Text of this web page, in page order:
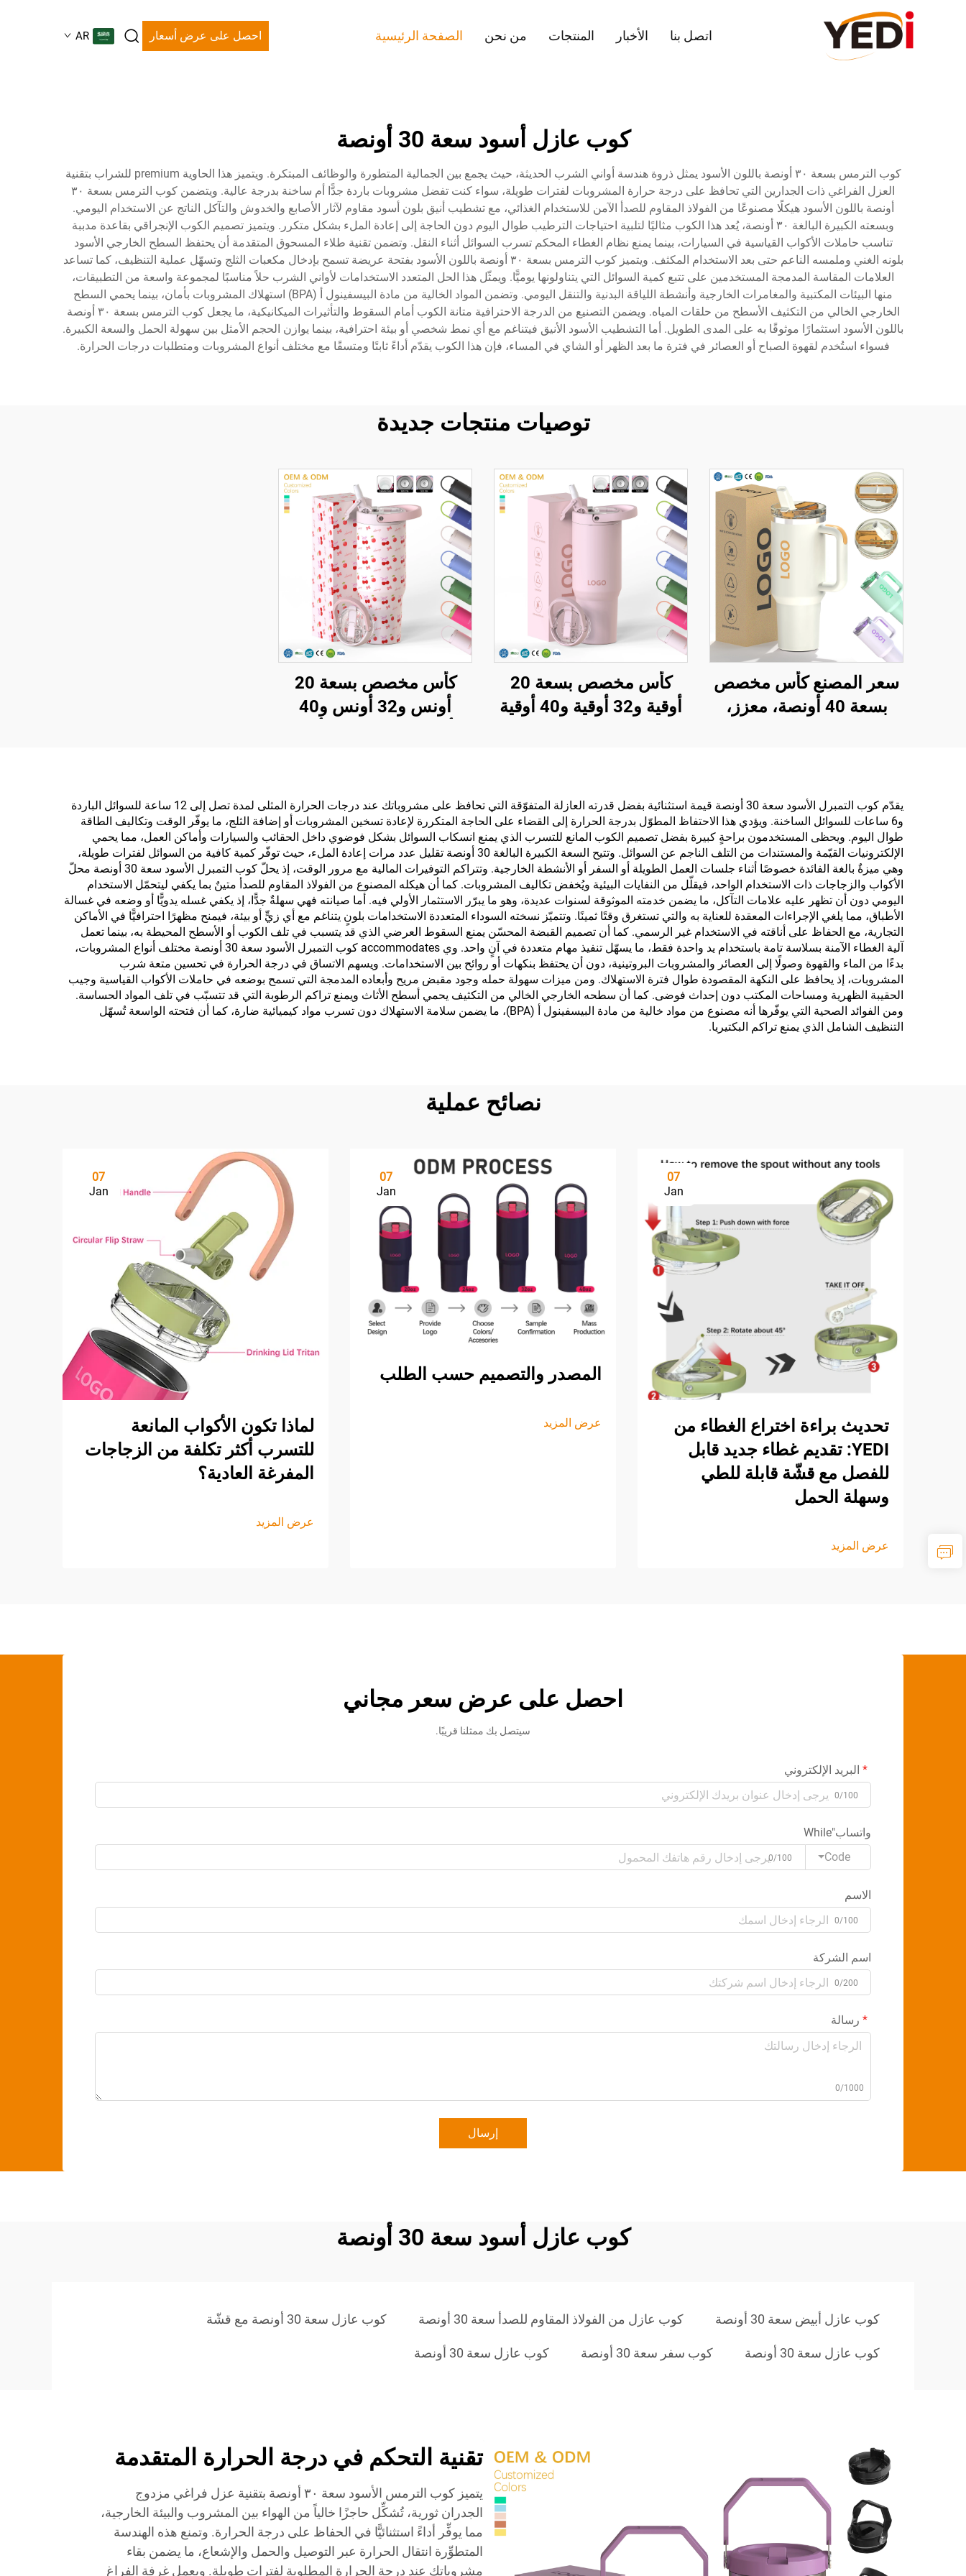
الصفحة الرئيسية من نحن المنتجات الأخبار اتصل بنا احصل على عرض أسعار AR
كوب عازل أسود سعة 30 أونصة
كوب الترمس بسعة ٣٠ أونصة باللون الأسود يمثل ذروة هندسة أواني الشرب الحديثة، حيث يجمع بين الجمالية المتطورة والوظائف المبتكرة. ويتميز هذا الحاوية premium للشراب بتقنية
العزل الفراغي ذات الجدارين التي تحافظ على درجة حرارة المشروبات لفترات طويلة، سواء كنت تفضل مشروبات باردة جدًّا أم ساخنة بدرجة عالية. ويتضمن كوب الترمس بسعة ٣٠
أونصة باللون الأسود هيكلًا مصنوعًا من الفولاذ المقاوم للصدأ الآمن للاستخدام الغذائي، مع تشطيب أنيق بلون أسود مقاوم لآثار الأصابع والخدوش والتآكل الناتج عن الاستخدام اليومي.
وبسعته الكبيرة البالغة ٣٠ أونصة، يُعد هذا الكوب مثاليًا لتلبية احتياجات الترطيب طوال اليوم دون الحاجة إلى إعادة الملء بشكل متكرر. ويتميز تصميم الكوب الإنجراقي بقاعدة مدببة
تناسب حاملات الأكواب القياسية في السيارات، بينما يمنع نظام الغطاء المحكم تسرب السوائل أثناء النقل. وتضمن تقنية طلاء المسحوق المتقدمة أن يحتفظ السطح الخارجي الأسود
بلونه الغني وملمسه الناعم حتى بعد الاستخدام المكثف. ويتميز كوب الترمس بسعة ٣٠ أونصة باللون الأسود بفتحة عريضة تسمح بإدخال مكعبات الثلج وتسهّل عملية التنظيف، كما تساعد
العلامات المقاسة المدمجة المستخدمين على تتبع كمية السوائل التي يتناولونها يوميًّا. ويمثّل هذا الحل المتعدد الاستخدامات لأواني الشرب حلاً مناسبًا لمجموعة واسعة من التطبيقات،
منها البيئات المكتبية والمغامرات الخارجية وأنشطة اللياقة البدنية والتنقل اليومي. وتضمن المواد الخالية من مادة البيسفينول أ (BPA) استهلاك المشروبات بأمان، بينما يحمي السطح
الخارجي الخالي من التكثيف الأسطح من حلقات المياه. ويضمن التصنيع من الدرجة الاحترافية متانة الكوب أمام السقوط والتأثيرات الميكانيكية، ما يجعل كوب الترمس بسعة ٣٠ أونصة
باللون الأسود استثمارًا موثوقًا به على المدى الطويل. أما التشطيب الأسود الأنيق فيتناغم مع أي نمط شخصي أو بيئة احترافية، بينما يوازن الحجم الأمثل بين سهولة الحمل والسعة الكبيرة.
فسواء استُخدم لقهوة الصباح أو العصائر في فترة ما بعد الظهر أو الشاي في المساء، فإن هذا الكوب يقدّم أداءً ثابتًا ومتسقًا مع مختلف أنواع المشروبات ومتطلبات درجات الحرارة.
توصيات منتجات جديدة
سعر المصنع كأس مخصص
بسعة 40 أونصة، معزز،
سفر مع مقبض وغطاء بقش
مستقيم
كأس مخصص بسعة 20
أوقية و32 أوقية و40 أوقية
للصدأ مع عزل فراغي
ومزودة بمقبض علوي قابل
للطي وقشة
كأس مخصص بسعة 20
أونس و32 أونس و40
الفولاذ المقاوم للصدأ مع
مقبض للسوائل الساخنة
والباردة
يقدّم كوب التمبرل الأسود سعة 30 أونصة قيمة استثنائية بفضل قدرته العازلة المتفوّقة التي تحافظ على مشروباتك عند درجات الحرارة المثلى لمدة تصل إلى 12 ساعة للسوائل الباردة
و6 ساعات للسوائل الساخنة. ويؤدي هذا الاحتفاظ المطوّل بدرجة الحرارة إلى القضاء على الحاجة المتكررة لإعادة تسخين المشروبات أو إضافة الثلج، ما يوفّر الوقت وتكاليف الطاقة
طوال اليوم. ويحظى المستخدمون براحةٍ كبيرة بفضل تصميم الكوب المانع للتسرب الذي يمنع انسكاب السوائل بشكل فوضوي داخل الحقائب والسيارات وأماكن العمل، مما يحمي
الإلكترونيات القيّمة والمستندات من التلف الناجم عن السوائل. وتتيح السعة الكبيرة البالغة 30 أونصة تقليل عدد مرات إعادة الملء، حيث توفّر كمية كافية من السوائل لفترات طويلة،
وهي ميزةٌ بالغة الفائدة خصوصًا أثناء جلسات العمل الطويلة أو السفر أو الأنشطة الخارجية. وتتراكم التوفيرات المالية مع مرور الوقت، إذ يحلّ كوب التمبرل الأسود سعة 30 أونصة محلّ
الأكواب والزجاجات ذات الاستخدام الواحد، فيقلّل من النفايات البيئية ويُخفض تكاليف المشروبات. كما أن هيكله المصنوع من الفولاذ المقاوم للصدأ متينٌ بما يكفي ليتحمّل الاستخدام
اليومي دون أن تظهر عليه علامات التآكل، ما يضمن خدمته الموثوقة لسنوات عديدة، وهو ما يبرّر الاستثمار الأولي فيه. أما صيانته فهي سهلةٌ جدًّا، إذ يكفي غسله يدويًّا أو وضعه في غسالة
الأطباق، مما يلغي الإجراءات المعقدة للعناية به والتي تستغرق وقتًا ثمينًا. وتتميّز نسخته السوداء المتعددة الاستخدامات بلونٍ يتناغم مع أي زيٍّ أو بيئة، فيمنح مظهرًا احترافيًّا في الأماكن
التجارية، مع الحفاظ على أناقته في الاستخدام غير الرسمي. كما أن تصميم القبضة المحسّن يمنع السقوط العرضي الذي قد يتسبب في تلف الكوب أو الأسطح المحيطة به، بينما تعمل
آلية الغطاء الآمنة بسلاسة تامة باستخدام يد واحدة فقط، ما يسهّل تنفيذ مهام متعددة في آنٍ واحد. وي accommodates كوب التمبرل الأسود سعة 30 أونصة مختلف أنواع المشروبات،
بدءًا من الماء والقهوة وصولًا إلى العصائر والمشروبات البروتينية، دون أن يحتفظ بنكهات أو روائح بين الاستخدامات. ويسهم الاتساق في درجة الحرارة في تحسين متعة شرب
المشروبات، إذ يحافظ على النكهة المقصودة طوال فترة الاستهلاك. ومن ميزات سهولة حمله وجود مقبض مريح وأبعاده المدمجة التي تسمح بوضعه في حاملات الأكواب القياسية وجيب
الحقيبة الظهرية ومساحات المكتب دون إحداث فوضى. كما أن سطحه الخارجي الخالي من التكثيف يحمي أسطح الأثاث ويمنع تراكم الرطوبة التي قد تتسبّب في تلف المواد الحساسة.
ومن الفوائد الصحية التي يوفّرها أنه مصنوع من مواد خالية من مادة البيسفينول أ (BPA)، ما يضمن سلامة الاستهلاك دون تسرب مواد كيميائية ضارة، كما أن فتحته الواسعة تُسهّل
التنظيف الشامل الذي يمنع تراكم البكتيريا.
نصائح عملية
07
Jan
تحديث براءة اختراع الغطاء من
YEDI: تقديم غطاء جديد قابل
للفصل مع قشّة قابلة للطي
وسهلة الحمل
عرض المزيد
07
Jan
المصدر والتصميم حسب الطلب
عرض المزيد
07
Jan
لماذا تكون الأكواب المانعة
للتسرب أكثر تكلفة من الزجاجات
المفرغة العادية؟
عرض المزيد
احصل على عرض سعر مجاني
سيتصل بك ممثلنا قريبًا.
البريد الإلكتروني
0/100
واتساب"While
Code
0/100
الاسم
0/100
اسم الشركة
0/200
رسالة
0/1000
إرسال
كوب عازل أسود سعة 30 أونصة
كوب عازل أبيض سعة 30 أونصة كوب عازل من الفولاذ المقاوم للصدأ سعة 30 أونصة كوب عازل سعة 30 أونصة مع قشّة
كوب عازل سعة 30 أونصة كوب سفر سعة 30 أونصة كوب عازل سعة 30 أونصة
تقنية التحكم في درجة الحرارة المتقدمة
يتميز كوب الترمس الأسود سعة ٣٠ أونصة بتقنية عزل فراغي مزدوج
الجدران ثورية، تُشكِّل حاجزًا خالياً من الهواء بين المشروب والبيئة الخارجية،
مما يوفِّر أداءً استثنائيًّا في الحفاظ على درجة الحرارة. وتمنع هذه الهندسة
المتطوِّرة انتقال الحرارة عبر التوصيل والحمل والإشعاع، ما يضمن بقاء
مشروباتك عند درجة الحرارة المطلوبة لفترات طويلة. ويعمل غرفة الفراغ